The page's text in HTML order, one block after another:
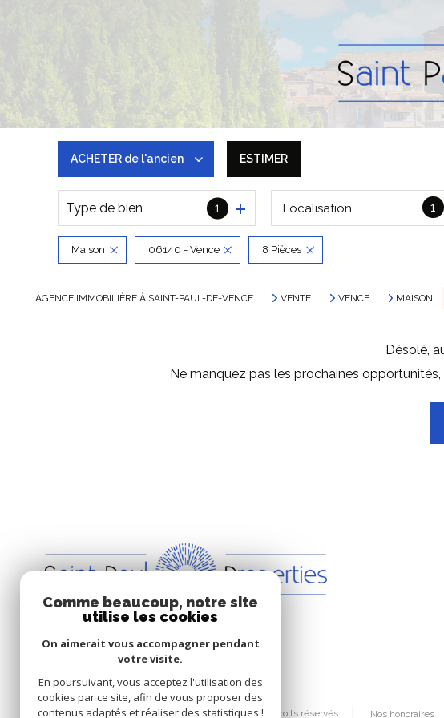
ACHETER de l'ancien
De l'ancien
ESTIMER
Type de bien 1 1
Localisation
Maison 06140 - Vence 8 Pièces
AGENCE IMMOBILIÈRE À SAINT-PAUL-DE-VENCE VENTE VENCE MAISON
Désolé,
Ne manquez pas les prochaines
© 2026 | Tous droits réservés Nos honoraires
Comme beaucoup, notre site
utilise les cookies
On aimerait vous accompagner pendant
votre visite.
En poursuivant, vous acceptez l'utilisation des
cookies par ce site, afin de vous proposer des
contenus adaptés et réaliser des statistiques !